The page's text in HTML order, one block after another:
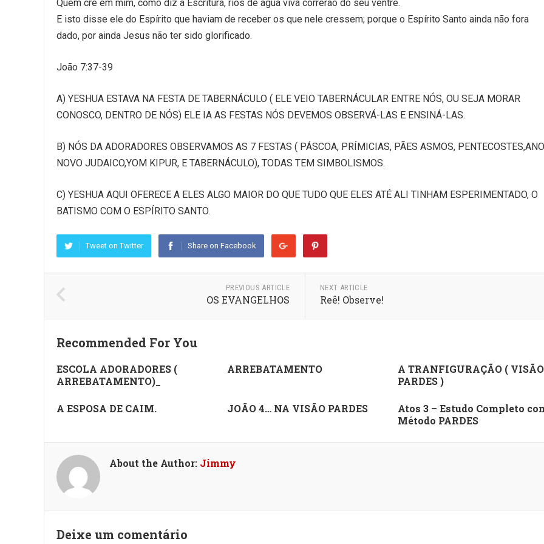
Quem crê em mim, como diz a Escritura, rios de água viva correrão do seu ventre.
E isto disse ele do Espírito que haviam de receber os que nele cressem; porque o Espírito Santo ainda não fora
dado, por ainda Jesus não ter sido glorificado.
João 7:37-39
A) YESHUA ESTAVA NA FESTA DE TABERNÁCULO ( ELE VEIO TABERNÁCULAR ENTRE NÓS, OU SEJA MORAR
CONOSCO, DENTRO DE NÓS) ELE IA AS FESTAS NÓS DEVEMOS OBSERVÁ-LAS E ENSINÁ-LAS.
B) NÓS DA ADORADORES OBSERVAMOS AS 7 FESTAS ( PÁSCOA, PRÍMICIAS, PÃES ASMOS, PENTECOSTES,ANO
NOVO JUDAICO,YOM KIPUR, E TABERNÁCULO), TODAS TEM SIMBOLISMOS.
C) YESHUA AQUI OFERECE A ELES ALGO MAIOR DO QUE TUDO QUE ELES ATÉ ALI TINHAM ESPERIMENTADO, O
BATISMO COM O ESPÍRITO SANTO.
Tweet on Twitter Share on Facebook
PREVIOUS ARTICLE
OS EVANGELHOS
NEXT ARTICLE
Reê! Observe!
Recommended For You
ESCOLA ADORADORES (
ARREBATAMENTO)_
ARREBATAMENTO
A TRANFIGURAÇÃO ( VISÃO
PARDES )
A ESPOSA DE CAIM. JOÃO 4… NA VISÃO PARDES
Atos 3 – Estudo Completo
Método PARDES
About the Author: Jimmy
Deixe um comentário